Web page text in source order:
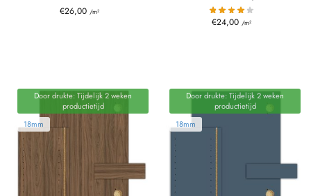
€26,00 /m²
€24,00 /m²
Door drukte: Tijdelijk 2 weken
productietijd
18mm
Door drukte: Tijdelijk 2 weken
productietijd
18mm